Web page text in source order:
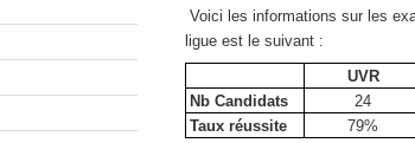
Voici les informations sur les
ligue est le suivant :
UVR
Nb Candidats
24
Taux réussite
79%